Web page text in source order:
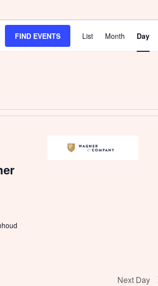
FIND EVENTS
Event
List Month Day
Next Day